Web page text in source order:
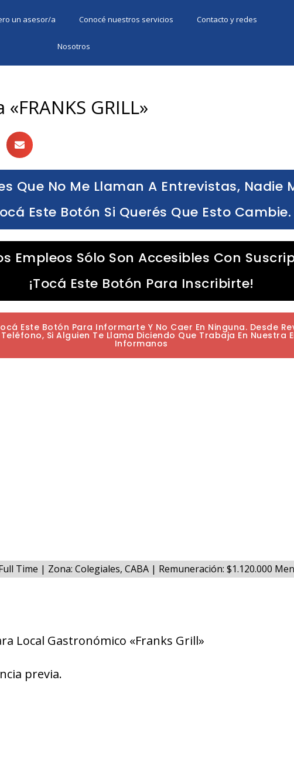
un asesor/a Conocé nuestros servicios Contacto y redes
Nosotros
GRILL»
Que No Me Llaman A Entrevistas, Nadie
Este Botón Si Querés Que Esto Cambie.
Empleos Sólo Son Accesibles Con
¡Tocá Este Botón Para Inscribirte!
Este Botón Para Informarte Y No Caer En Ninguna. Desde
Si Alguien Te Llama Diciendo Que Trabaja En Nuestra
Informanos
Time | Zona: Colegiales, CABA | Remuneración: $1.120.000
Local Gastronómico «Franks Grill»
previa.